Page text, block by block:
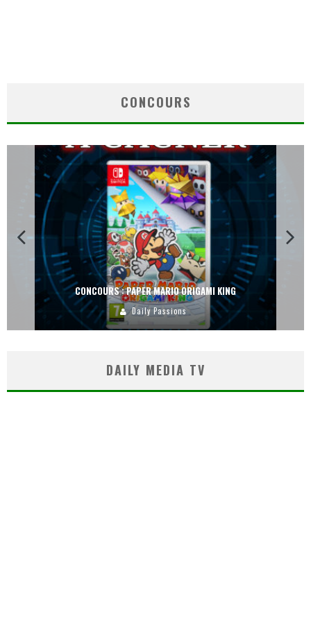
CONCOURS
CONCOURS : PAPER MARIO ORIGAMI KING
Daily Passions
DAILY MEDIA TV